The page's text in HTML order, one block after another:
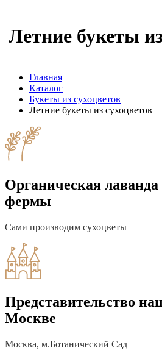
Летние букеты
Главная
Каталог
Букеты из сухоцветов
Летние букеты из сухоцветов
Органическая лаванда
фермы
Сами производим сухоцветы
Представительство
Москве
Москва, м.Ботанический Сад